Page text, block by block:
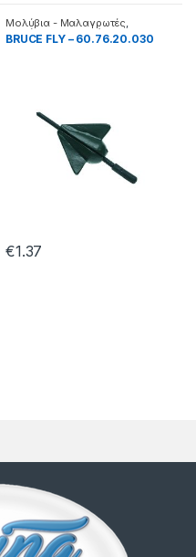
Μολύβια - Μαλαγρωτές
Μολύβια Κλασσικά
BRUCE FLY – 60.76.20.030
€1.37